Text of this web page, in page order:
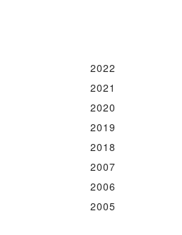
2022
2021
2020
2019
2018
2007
2006
2005